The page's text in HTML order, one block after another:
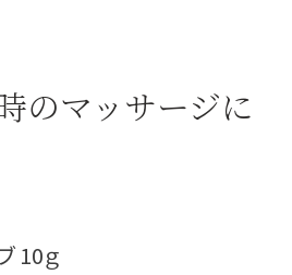
のマッサージに
10ｇ